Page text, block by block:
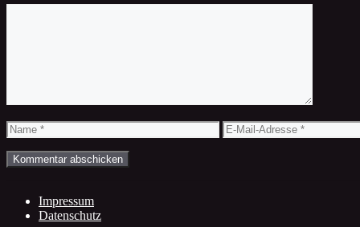
Name
E-
Mail-
Impressum
Datenschutz